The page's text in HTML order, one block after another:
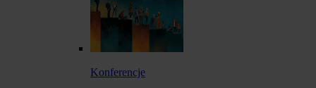
Konferencje